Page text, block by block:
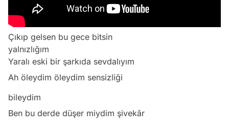
Çıkıp gelsen bu gece bitsin
yalnızlığım
Yaralı eski bir şarkıda sevdalıyım
Ah öleydim öleydim sensizliği
bileydim
Ben bu derde düşer miydim şivekâr